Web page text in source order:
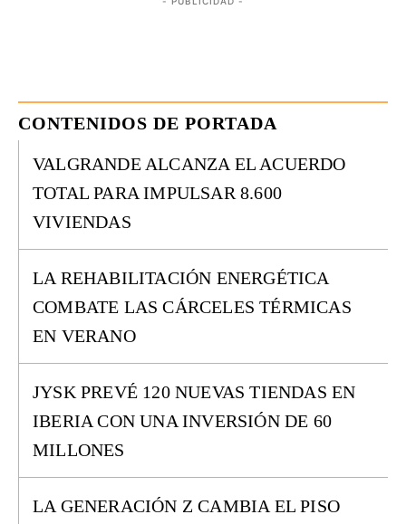
CONTENIDOS DE PORTADA
VALGRANDE ALCANZA EL ACUERDO
TOTAL PARA IMPULSAR 8.600
VIVIENDAS
LA REHABILITACIÓN ENERGÉTICA
COMBATE LAS CÁRCELES TÉRMICAS
EN VERANO
JYSK PREVÉ 120 NUEVAS TIENDAS EN
IBERIA CON UNA INVERSIÓN DE 60
MILLONES
LA GENERACIÓN Z CAMBIA EL PISO